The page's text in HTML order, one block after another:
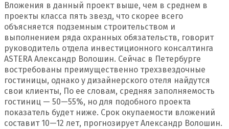
Вложения в данный проект выше, чем в среднем в
проекты класса пять звезд, что скорее всего
объясняется подземным строительством и
выполнением ряда охранных обязательств, говорит
руководитель отдела инвестиционного консалтинга
ASTERA Александр Волошин. Сейчас в Петербурге
востребованы преимущественно трехзвездочные
гостиницы, однако у дизайнерского отеля найдутся
свои клиенты, По ее словам, средняя заполняемость
гостиниц — 50—55%, но для подобного проекта
показатель будет ниже. Срок окупаемости вложений
составит 10—12 лет, прогнозирует Александр Волошин.